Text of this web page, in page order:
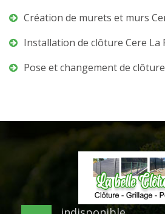
Création de murets et murs
Installation de clôture Cere La
Pose et changement de